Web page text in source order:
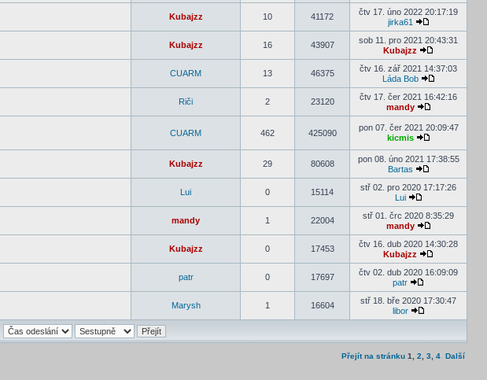
Kubajzz 10 41172
čtv 17. úno 2022 20:17:19
jirka61
Kubajzz 16 43907
sob 11. pro 2021 20:43:31
Kubajzz
CUARM 13 46375
čtv 16. zář 2021 14:37:03
Láda Bob
Riči 2 23120
čtv 17. čer 2021 16:42:16
mandy
CUARM 462 425090
pon 07. čer 2021 20:09:47
kicmis
Kubajzz 29 80608
pon 08. úno 2021 17:38:55
Bartas
Lui 0 15114
stř 02. pro 2020 17:17:26
Lui
mandy 1 22004
stř 01. črc 2020 8:35:29
mandy
Kubajzz 0 17453
čtv 16. dub 2020 14:30:28
Kubajzz
patr 0 17697
čtv 02. dub 2020 16:09:09
patr
Marysh 1 16604
stř 18. bře 2020 17:30:47
libor
Přejít na stránku 1 2 3 4 Další